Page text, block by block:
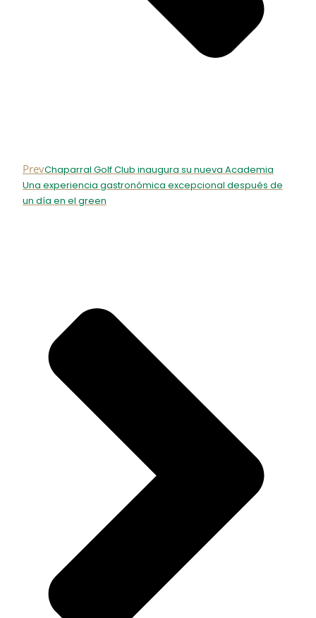
PrevChaparral Golf Club inaugura su nueva Academia
Una experiencia gastronómica excepcional después de
un día en el green